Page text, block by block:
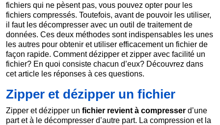
fichiers qui ne pèsent pas, vous pouvez opter pour les
fichiers compressés. Toutefois, avant de pouvoir les utiliser,
il faut les décompresser avec un outil de traitement de
données. Ces deux méthodes sont indispensables les unes
les autres pour obtenir et utiliser efficacement un fichier de
façon rapide. Comment dézipper et zipper avec facilité un
fichier? En quoi consiste chacun d’eux? Découvrez dans
cet article les réponses à ces questions.
Zipper et dézipper un fichier
Zipper et dézipper un fichier revient à compresser d’une
part et à le décompresser d’autre part. La compression et la